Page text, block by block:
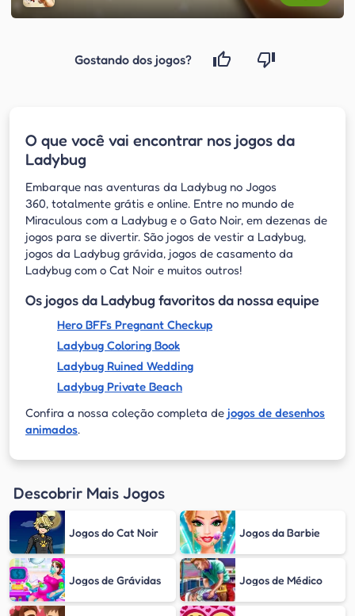
Gostando dos jogos?
O que você vai encontrar nos jogos da
Ladybug
Embarque nas aventuras da Ladybug no Jogos
360, totalmente grátis e online. Entre no mundo de
Miraculous com a Ladybug e o Gato Noir, em dezenas de
jogos para se divertir. São jogos de vestir a Ladybug,
jogos da Ladybug grávida, jogos de casamento da
Ladybug com o Cat Noir e muitos outros!
Os jogos da Ladybug favoritos da nossa equipe
Hero BFFs Pregnant Checkup
Ladybug Coloring Book
Ladybug Ruined Wedding
Ladybug Private Beach
Confira a nossa coleção completa de jogos de desenhos
animados.
Descobrir Mais Jogos
Jogos do Cat Noir Jogos da Barbie
Jogos de Grávidas Jogos de Médico